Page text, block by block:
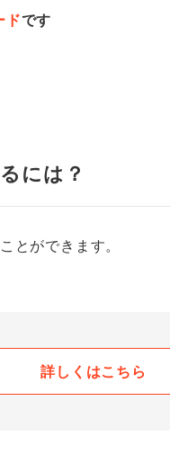
ドです
には？
とができます。
詳しくはこちら